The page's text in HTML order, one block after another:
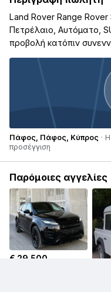
Land Rover Range
Πετρέλαιο, Αυτόματο,
προβολή κατόπιν
Πάφος, Πάφος, Κύπρος ·
προσέγγιση
Παρόμοιες αγγελίες
€ 29.500